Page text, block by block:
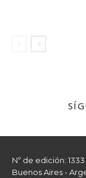
Nº de edición:
Buenos Aires -